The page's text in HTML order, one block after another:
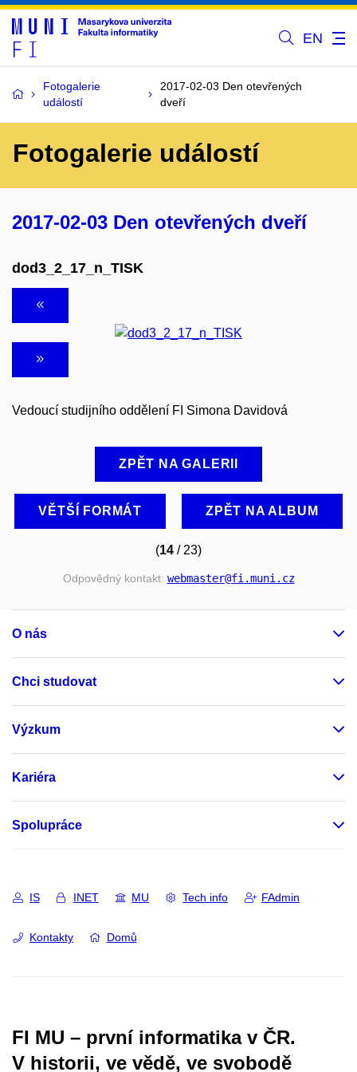
EN
Fotogalerie
událostí
2017-02-03 Den otevřených
dveří
Fotogalerie událostí
2017-02-03 Den otevřených dveří
dod3_2_17_n_TISK
Vedoucí studijního oddělení FI Simona Davidová
ZPĚT NA GALERII
VĚTŠÍ FORMÁT ZPĚT NA ALBUM
(14 / 23)
Odpovědný kontakt: webmaster@fi .muni .cz
O nás
Chci studovat
Výzkum
Kariéra
Spolupráce
IS INET MU Tech info FAdmin
Kontakty Domů
FI MU – první informatika v ČR.
V historii, ve vědě, ve svobodě